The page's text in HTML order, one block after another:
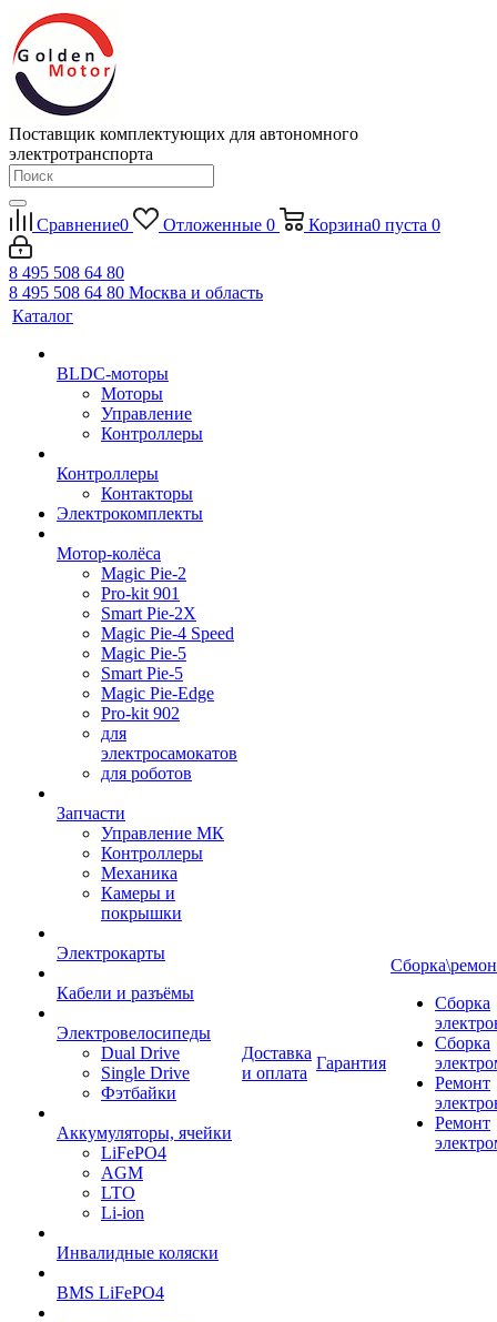
Поставщик комплектующих для автономного
электротранспорта
Сравнение0 Отложенные 0 Корзина0 пуста 0
8 495 508 64 80
8 495 508 64 80 Москва и область
Каталог
BLDC-моторы
Моторы
Управление
Контроллеры
Контроллеры
Контакторы
Электрокомплекты
Мотор-колёса
Magic Pie-2
Pro-kit 901
Smart Pie-2X
Magic Pie-4 Speed
Magic Pie-5
Smart Pie-5
Magic Pie-Edge
Pro-kit 902
для
электросамокатов
для роботов
Запчасти
Управление МК
Контроллеры
Механика
Камеры и
покрышки
Электрокарты
Кабели и разъёмы
Электровелосипеды
Dual Drive
Single Drive
Фэтбайки
Аккумуляторы, ячейки
LiFePO4
AGM
LTO
Li-ion
Инвалидные коляски
BMS LiFePO4
Доставка
и оплата
Гарантия
Сборка
Сборка
Ремонт
Ремонт